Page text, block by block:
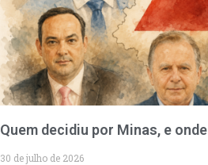
Quem decidiu por Minas, e onde
30 de julho de 2026